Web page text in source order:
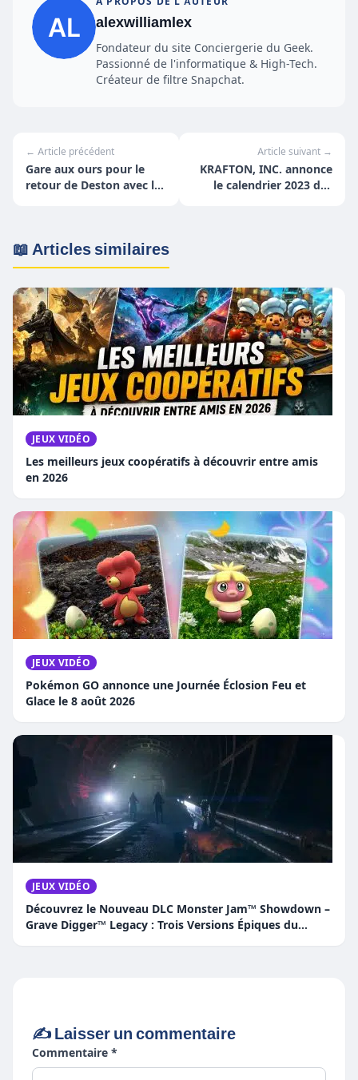
alexwilliamlex
Fondateur du site Conciergerie du Geek.
Passionné de l'informatique & High-Tech.
Créateur de filtre Snapchat.
← Article précédent
Gare aux ours pour le
retour de Deston avec la
Article suivant →
KRAFTON, INC. annonce
le calendrier 2023 des
📖 Articles similaires
JEUX VIDÉO
Les meilleurs jeux coopératifs à découvrir entre amis
en 2026
JEUX VIDÉO
Pokémon GO annonce une Journée Éclosion Feu et
Glace le 8 août 2026
JEUX VIDÉO
Découvrez le Nouveau DLC Monster Jam™ Showdown –
Grave Digger™ Legacy : Trois Versions Épiques du
✍️ Laisser un commentaire
Commentaire *